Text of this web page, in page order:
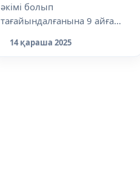
әкімі болып
тағайындалғанына 9 айға
дейін сұхбат бермеге...
14 қараша 2025